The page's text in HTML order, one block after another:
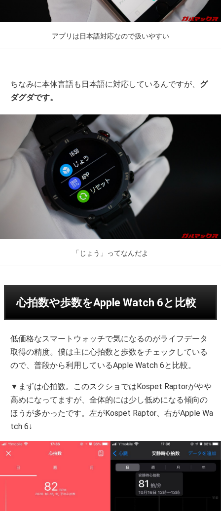
アプリは日本語対応なので扱いやすい
ちなみに本体言語も日本語に対応しているんですが、 グ
ダグダです。
「じょう」ってなんだよ
心拍数や歩数をApple Watch 6と比較
低価格なスマートウォッチで気になるのがライフデータ
取得の精度。僕は主に心拍数と歩数をチェックしている
ので、普段から利用しているApple Watch 6と比較。
▼まずは心拍数。このスクショではKospet Raptorがやや
高めになってますが、全体的には少し低めになる傾向の
ほうが多かったです。左がKospet Raptor、右がApple Wa
tch 6↓